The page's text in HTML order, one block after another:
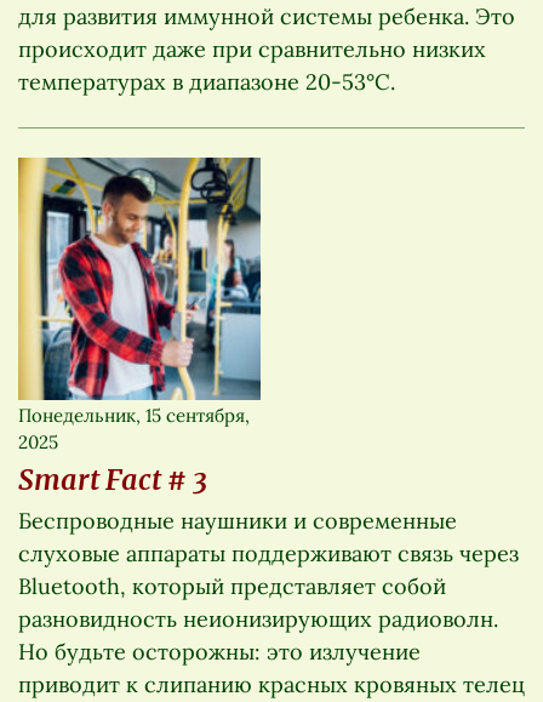
для развития иммунной системы ребенка. Это
происходит даже при сравнительно низких
температурах в диапазоне 20-53°C.
Понедельник, 15 сентября,
2025
Smart Fact # 3
Беспроводные наушники и современные
слуховые аппараты поддерживают связь через
Bluetooth, который представляет собой
разновидность неионизирующих радиоволн.
Но будьте осторожны: это излучение
приводит к слипанию красных кровяных телец